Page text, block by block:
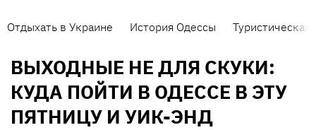
Отдыхать в Украине История Одессы Туристическая
ВЫХОДНЫЕ НЕ ДЛЯ СКУКИ:
КУДА ПОЙТИ В ОДЕССЕ В ЭТУ
ПЯТНИЦУ И УИК-ЭНД